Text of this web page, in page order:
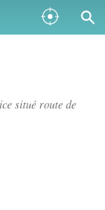
situé route de